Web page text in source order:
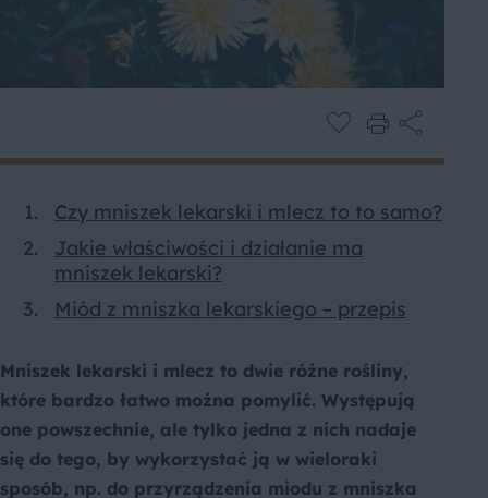
Czy mniszek lekarski i mlecz to to samo?
Jakie właściwości i działanie ma
mniszek lekarski?
Miód z mniszka lekarskiego – przepis
Mniszek lekarski i mlecz to dwie różne rośliny,
które bardzo łatwo można pomylić. Występują
one powszechnie, ale tylko jedna z nich nadaje
się do tego, by wykorzystać ją w wieloraki
sposób, np. do przyrządzenia miodu z mniszka